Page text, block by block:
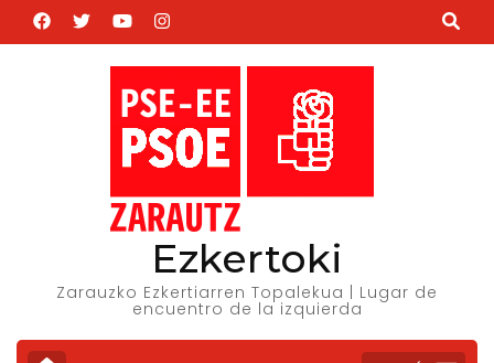
Saltar
al
Ezkertoki
Zarauzko Ezkertiarren Topalekua | Lugar de
encuentro de la izquierda